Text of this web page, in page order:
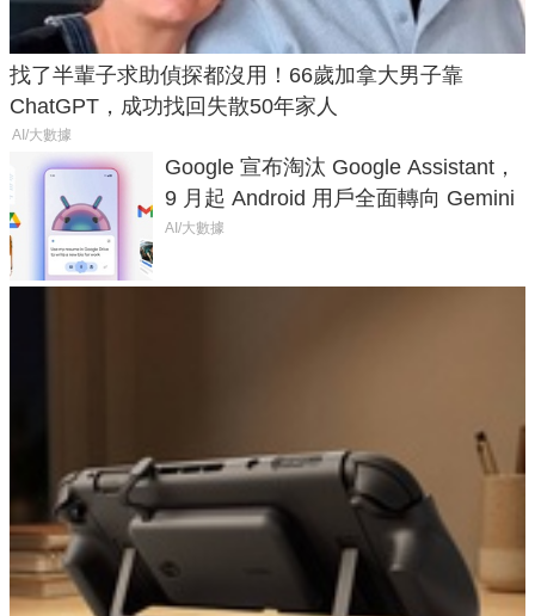
找了半輩子求助偵探都沒用！66歲加拿大男子靠
ChatGPT，成功找回失散50年家人
AI/大數據
Google 宣布淘汰 Google Assistant，
9 月起 Android 用戶全面轉向 Gemini
AI/大數據